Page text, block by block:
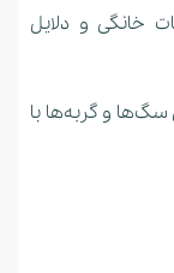
خانگی و دلایل
سگ‌ها و گربه‌ها با